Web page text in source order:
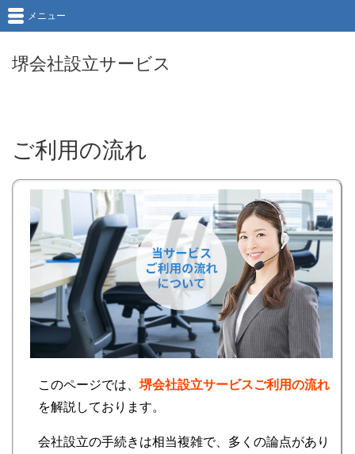
堺会社設立サービス
メニュー
ご利用の流れ
このページでは、 堺会社設立サービスご利用の流れ
を解説しております。
会社設立の手続きは相当複雑で、多くの論点があり